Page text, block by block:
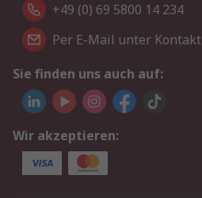
+49 (0) 69 5800 14 234
Per E-Mail unter Kontakt
Sie finden uns auch auf:
Wir akzeptieren: